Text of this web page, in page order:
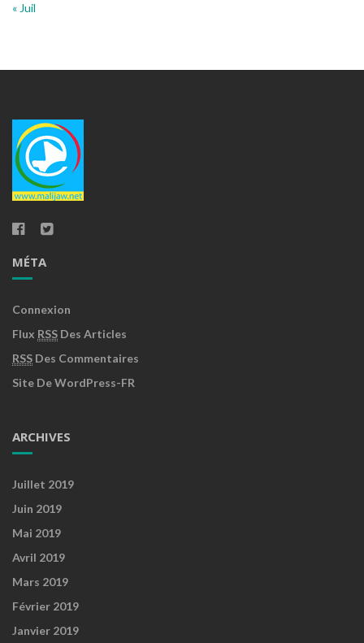
« Juil
MÉTA
Connexion
Flux RSS Des Articles
RSS Des Commentaires
Site De WordPress-FR
ARCHIVES
Juillet 2019
Juin 2019
Mai 2019
Avril 2019
Mars 2019
Février 2019
Janvier 2019